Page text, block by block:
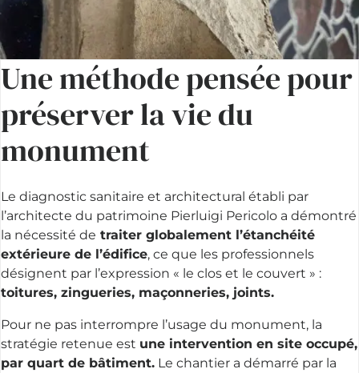
Une méthode pensée pour
préserver la vie du
monument
Le diagnostic sanitaire et architectural établi par
l’architecte du patrimoine Pierluigi Pericolo a démontré
la nécessité de traiter globalement l’étanchéité
extérieure de l’édifice, ce que les professionnels
désignent par l’expression « le clos et le couvert » :
toitures, zingueries, maçonneries, joints.
Pour ne pas interrompre l’usage du monument, la
stratégie retenue est une intervention en site occupé,
par quart de bâtiment. Le chantier a démarré par la